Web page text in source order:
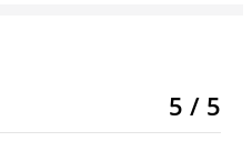
5 / 5